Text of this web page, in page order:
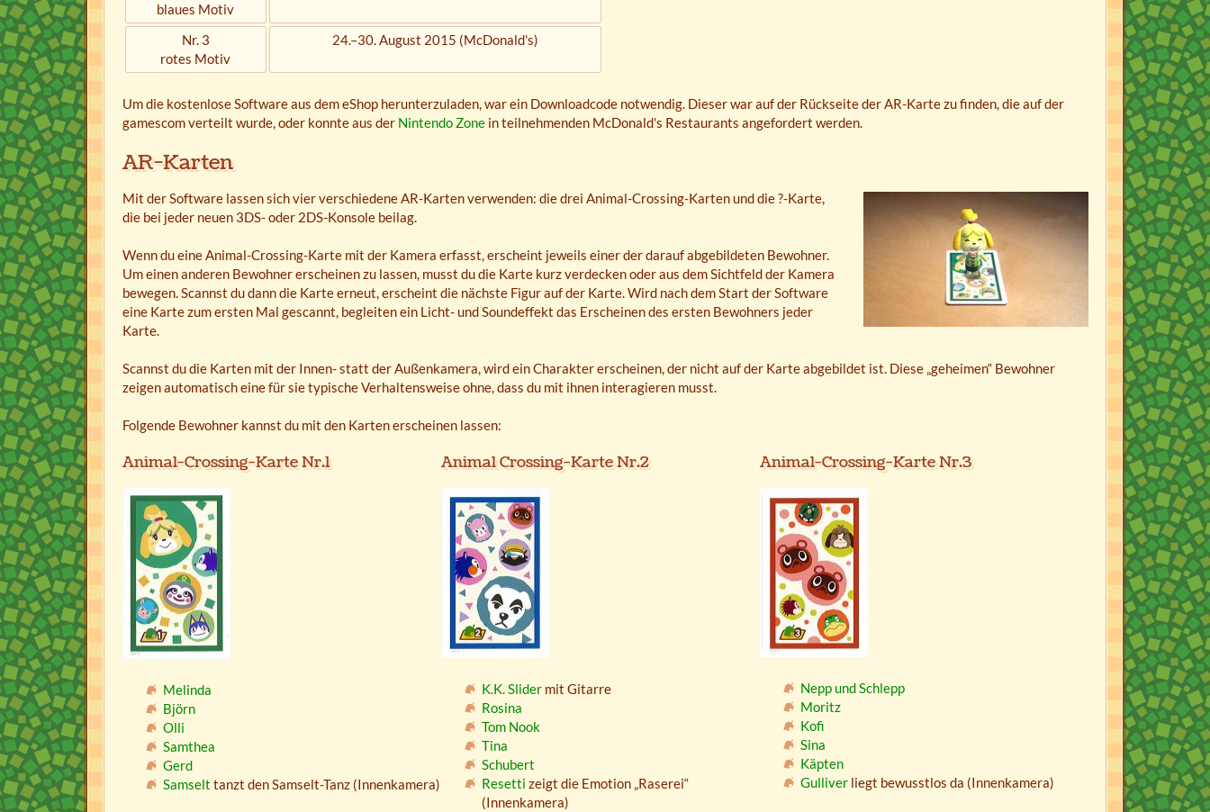
blaues Motiv
Nr. 3
rotes Motiv
24.–30. August 2015 (McDonald's)
Um die kostenlose Software aus dem eShop herunterzuladen, war ein Downloadcode notwendig. Dieser war auf der Rückseite der AR-Karte zu finden, die auf der
gamescom verteilt wurde, oder konnte aus der Nintendo Zonein teilnehmenden McDonald's Restaurants angefordert werden.
AR-Karten
Mit der Software lassen sich vier verschiedene AR-Karten verwenden: die drei Animal-Crossing-Karten und die ?-Karte,
die bei jeder neuen 3DS- oder 2DS-Konsole beilag.
Wenn du eine Animal-Crossing-Karte mit der Kamera erfasst, erscheint jeweils einer der darauf abgebildeten Bewohner.
Um einen anderen Bewohner erscheinen zu lassen, musst du die Karte kurz verdecken oder aus dem Sichtfeld der Kamera
bewegen. Scannst du dann die Karte erneut, erscheint die nächste Figur auf der Karte. Wird nach dem Start der Software
eine Karte zum ersten Mal gescannt, begleiten ein Licht- und Soundeffekt das Erscheinen des ersten Bewohners jeder
Karte.
Scannst du die Karten mit der Innen- statt der Außenkamera, wird ein Charakter erscheinen, der nicht auf der Karte abgebildet ist. Diese „geheimen“ Bewohner
zeigen automatisch eine für sie typische Verhaltensweise ohne, dass du mit ihnen interagieren musst.
Folgende Bewohner kannst du mit den Karten erscheinen lassen:
Animal-Crossing-Karte Nr.1
Melinda
Björn
Olli
Samthea
Gerd
Samselt tanzt den Samselt-Tanz (Innenkamera)
Animal Crossing-Karte Nr.2
K.K. Slidermit Gitarre
Rosina
Tom Nook
Tina
Schubert
Resetti zeigt die Emotion „Raserei“
(Innenkamera)
Animal-Crossing-Karte Nr.3
Nepp und Schlepp
Moritz
Kofi
Sina
Käpten
Gulliverliegt bewusstlos da (Innenkamera)